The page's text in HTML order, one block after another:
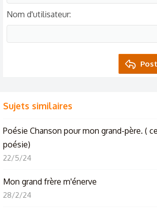
Nom d'utilisateur
Sujets similaires
Poésie Chanson pour mon grand-père. (
poésie)
22/5/24
Mon grand frère m'énerve
28/2/24